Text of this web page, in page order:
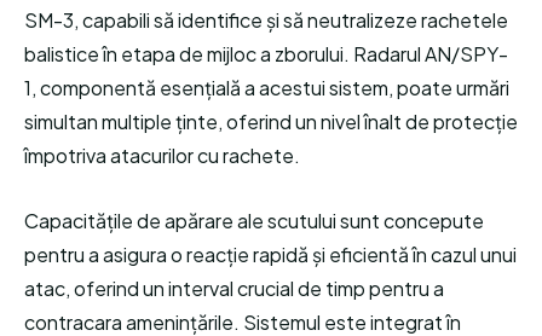
SM-3, capabili să identifice și să neutralizeze rachetele
balistice în etapa de mijloc a zborului. Radarul AN/SPY-
1, componentă esențială a acestui sistem, poate urmări
simultan multiple ținte, oferind un nivel înalt de protecție
împotriva atacurilor cu rachete.
Capacitățile de apărare ale scutului sunt concepute
pentru a asigura o reacție rapidă și eficientă în cazul unui
atac, oferind un interval crucial de timp pentru a
contracara amenințările. Sistemul este integrat în